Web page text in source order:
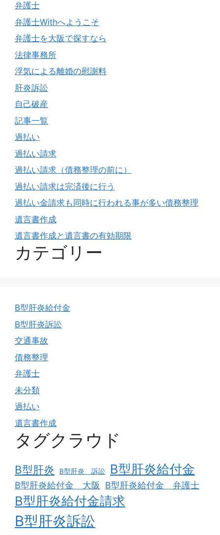
弁護士
弁護士Withへようこそ
弁護士を大阪で探すなら
法律事務所
浮気による離婚の慰謝料
肝炎訴訟
自己破産
記事一覧
過払い
過払い請求
過払い請求（債務整理の前に）
過払い請求は完済後に行う
過払い金請求も同時に行われる事が多い債務整理
遺言書作成
遺言書作成と遺言書の有効期限
カテゴリー
B型肝炎給付金
B型肝炎訴訟
交通事故
債務整理
弁護士
未分類
過払い
遺言書作成
タグクラウド
B型肝炎 B型肝炎 訴訟 B型肝炎給付金
B型肝炎給付金 大阪 B型肝炎給付金 弁護士
B型肝炎給付金請求
B型肝炎訴訟